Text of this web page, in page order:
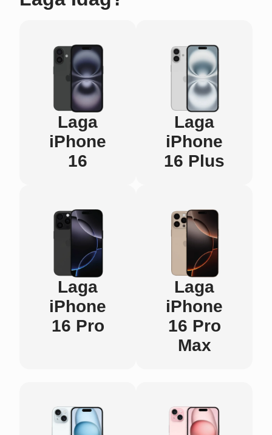
Laga
iPhone
16
Laga
iPhone
16 Plus
Laga
iPhone
16 Pro
Laga
iPhone
16 Pro
Max